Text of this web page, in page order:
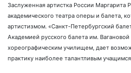
Заслуженная артистка России Маргарита
академического театра оперы и балета,
артистизмом. «Санкт-Петербургский
Академией русского балета им.
хореографическим училищем, дает
практику наиболее талантливым